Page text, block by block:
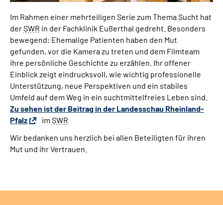
Im Rahmen einer mehrteiligen Serie zum Thema Sucht hat
derSWR in der Fachklinik Eußerthal gedreht. Besonders
bewegend: Ehemalige Patienten haben den Mut
gefunden, vor die Kamera zu treten und dem Filmteam
ihre persönliche Geschichte zu erzählen. Ihr offener
Einblick zeigt eindrucksvoll, wie wichtig professionelle
Unterstützung, neue Perspektiven und ein stabiles
Umfeld auf dem Weg in ein suchtmittelfreies Leben sind.
Zu sehen ist der Beitrag in der Landesschau Rheinland-
Pfalz
im SWR
Wir bedanken uns herzlich bei allen Beteiligten für ihren
Mut und ihr Vertrauen.